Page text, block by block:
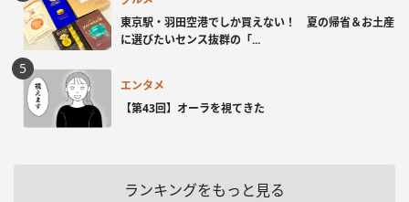
東京駅・羽田空港でしか買えない！ 夏の帰省＆お土産
に選びたいセンス抜群の「...
エンタメ
【第43回】オーラを視てきた
ランキングをもっと見る